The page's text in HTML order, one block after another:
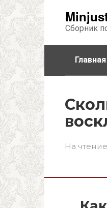
Сборник
Главная
На